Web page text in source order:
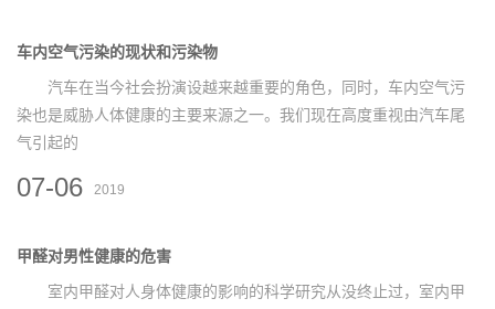
车内空气污染的现状和污染物
汽车在当今社会扮演设越来越重要的角色，同时，车内空气污
染也是威胁人体健康的主要来源之一。我们现在高度重视由汽车尾
气引起的
07-06 2019
甲醛对男性健康的危害
室内甲醛对人身体健康的影响的科学研究从没终止过，室内甲